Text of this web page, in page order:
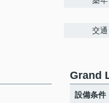
交通
Grand
設備条件